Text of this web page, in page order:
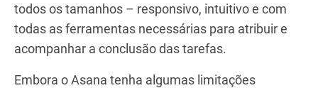
todos os tamanhos – responsivo, intuitivo e com
todas as ferramentas necessárias para atribuir e
acompanhar a conclusão das tarefas.
Embora o Asana tenha algumas limitações